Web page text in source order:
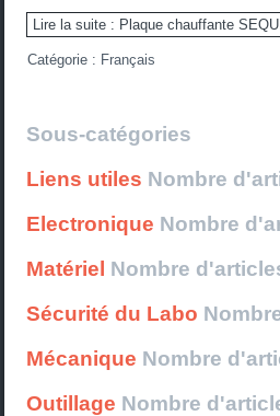
Lire la suite : Plaque chauffante
Catégorie : Français
Sous-catégories
Liens utiles Nombre
Electronique Nombre
Matériel Nombre
Sécurité du Labo
Mécanique Nombre
Outillage Nombre